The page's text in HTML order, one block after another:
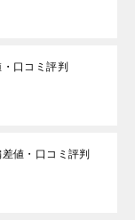
口コミ評判
値・口コミ評判